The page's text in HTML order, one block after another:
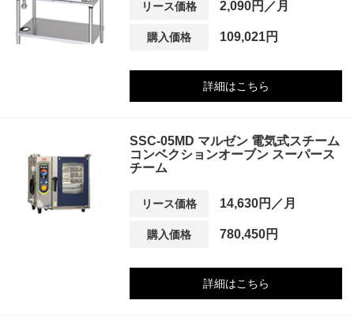
リース価格 2,090円／月
購入価格 109,021円
詳細はこちら
SSC-05MD マルゼン 電気式スチーム
コンベクションオーブン スーパース
チーム
リース価格 14,630円／月
購入価格 780,450円
詳細はこちら